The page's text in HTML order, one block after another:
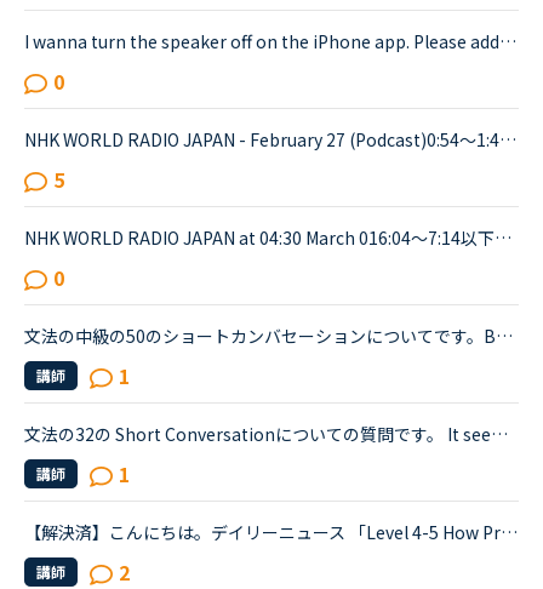
I wanna turn the speaker off on the iPhone app. Please add a function to kill the speaker on the app.Very loud voice of tutors is coming from the speaker while tutors can not be hearing voice of us...
0
NHK WORLD RADIO JAPAN - February 27 (Podcast)0:54～1:49The Japanese government is studying additional measures to prop up the tourist industry and smaller businesses hit hard by the spread of a ne...
5
NHK WORLD RADIO JAPAN at 04:30 March 016:04～7:14以下が音声をディクテーションしたものでしたが、音源が削除されてしまったので、このトピック自体をスルーしてください。An international research team of ...
0
文法の中級の50のショートカンバセーションについてです。Benjamin's son called him at his law firm while he was busy having a meeting. Benjamin &quot;What did my son say?&quot; Secretary &quot;He sai...
講師 1
文法の32の Short Conversationについての質問です。 It seems like Daniel and Olivia are distracted by the street noises this evening.Olivia What's the matter? You are thinking about something, aren't...
講師 1
【解決済】こんにちは。デイリーニュース 「Level 4-5 How Processed Food Helped Humanity」 の第2パラグラフ、The small size of teeth in early humans can only be explained by food becoming easier to eat...
講師 2